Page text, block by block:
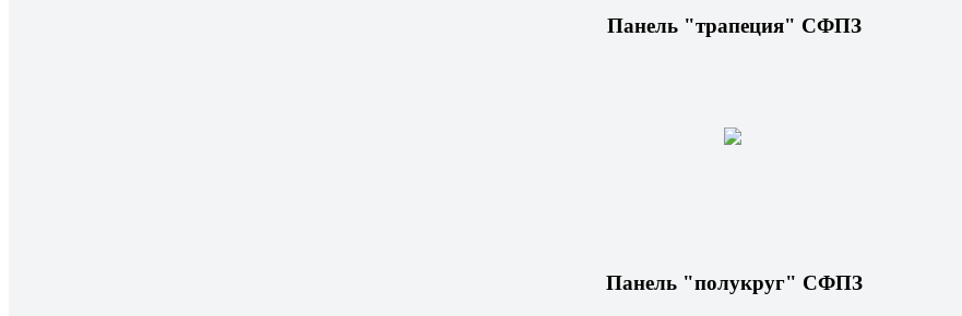
Панель "трапеция" СФПЗ
Панель "полукруг" СФПЗ